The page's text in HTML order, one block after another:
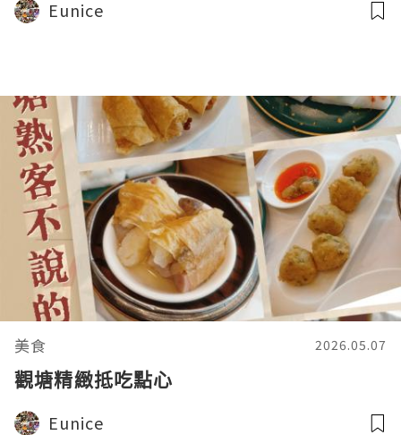
Eunice
美食 2026.05.07
觀塘精緻抵吃點心
Eunice